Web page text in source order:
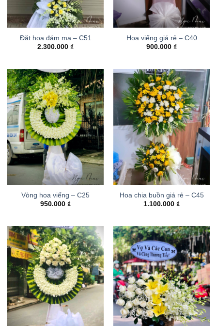
Đặt hoa đám ma – C51
2.300.000 ₫
Hoa viếng giá rẻ – C40
900.000 ₫
Vòng hoa viếng – C25
950.000 ₫
Hoa chia buồn giá rẻ – C45
1.100.000 ₫